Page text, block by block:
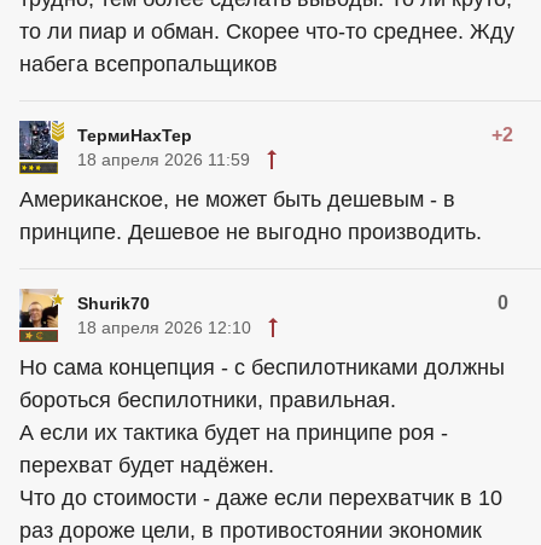
то ли пиар и обман. Скорее что-то среднее. Жду
набега всепропальщиков
ТермиНахТер +2
18 апреля 2026 11:59
Американское, не может быть дешевым - в
принципе. Дешевое не выгодно производить.
Shurik70 0
18 апреля 2026 12:10
Но сама концепция - с беспилотниками должны
бороться беспилотники, правильная.
А если их тактика будет на принципе роя -
перехват будет надёжен.
Что до стоимости - даже если перехватчик в 10
раз дороже цели, в противостоянии экономик